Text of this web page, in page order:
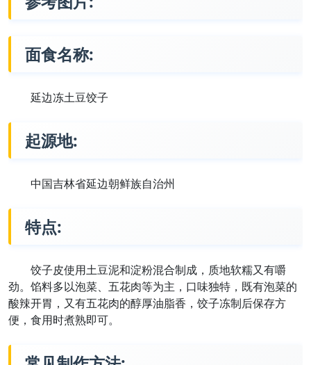
面食名称:
延边冻土豆饺子
起源地:
中国吉林省延边朝鲜族自治州
特点:
饺子皮使用土豆泥和淀粉混合制成，质地软糯又有嚼
劲。馅料多以泡菜、五花肉等为主，口味独特，既有泡菜的
酸辣开胃，又有五花肉的醇厚油脂香，饺子冻制后保存方
便，食用时煮熟即可。